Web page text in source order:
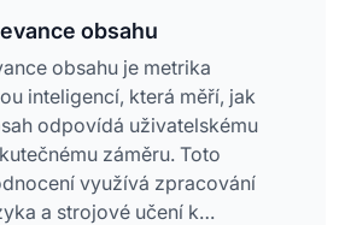
obsahu
obsahu je metrika
inteligencí, která měří, jak
odpovídá uživatelskému
záměru. Toto
využívá zpracování
a strojové učení k